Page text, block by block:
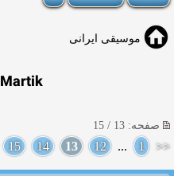
موسیقی ایرانی
Martik | مارتیک
صفحه: 13 / 15
<<
1
...
12
13
14
15